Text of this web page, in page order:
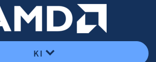
KI